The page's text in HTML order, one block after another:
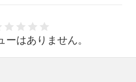
ーはありません。